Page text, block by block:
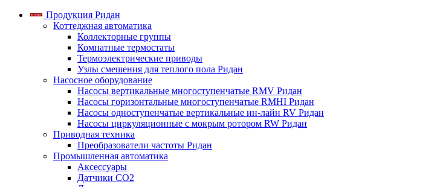
Продукция Ридан
Коттеджная автоматика
Коллекторные группы
Комнатные термостаты
Термоэлектрические приводы
Узлы смешения для теплого пола Ридан
Насосное оборудование
Насосы вертикальные многоступенчатые RMV Ридан
Насосы горизонтальные многоступенчатые RMHI Ридан
Насосы одноступенчатые вертикальные ин-лайн RV Ридан
Насосы циркуляционные с мокрым ротором RW Ридан
Приводная техника
Преобразователи частоты Ридан
Промышленная автоматика
Аксессуары
Датчики CO2